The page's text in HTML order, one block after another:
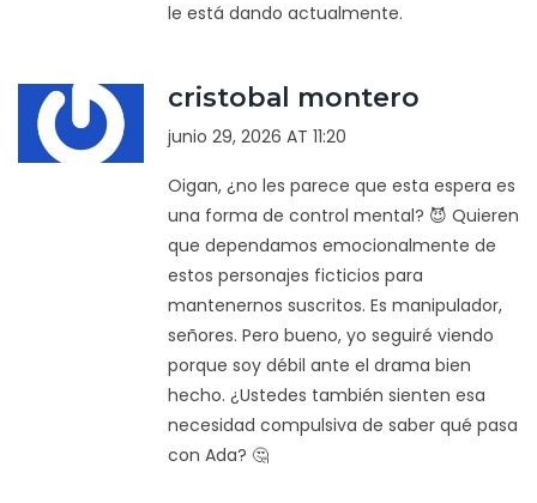
le está dando actualmente.
cristobal montero
junio 29, 2026 AT 11:20
Oigan, ¿no les parece que esta espera es
una forma de control mental? 😈 Quieren
que dependamos emocionalmente de
estos personajes ficticios para
mantenernos suscritos. Es manipulador,
señores. Pero bueno, yo seguiré viendo
porque soy débil ante el drama bien
hecho. ¿Ustedes también sienten esa
necesidad compulsiva de saber qué pasa
con Ada? 🤔